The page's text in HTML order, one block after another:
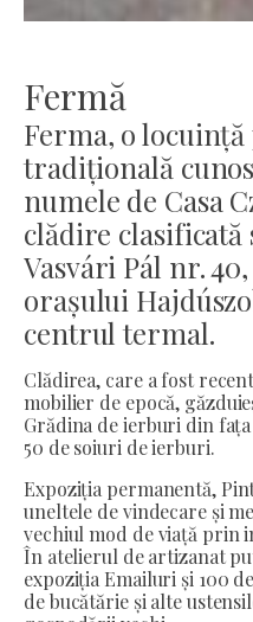
Fermă
Ferma, o
tradițională
numele de Casa
clădire clasificată
Vasvári Pál nr.
orașului
centrul termal.
Clădirea, care a fost
mobilier de epocă,
Grădina de ierburi din
50 de soiuri de ierburi.
Expoziția permanentă,
uneltele de vindecare și
vechiul mod de viață prin
În atelierul de artizanat
expoziția Emailuri și 100
de bucătărie și alte